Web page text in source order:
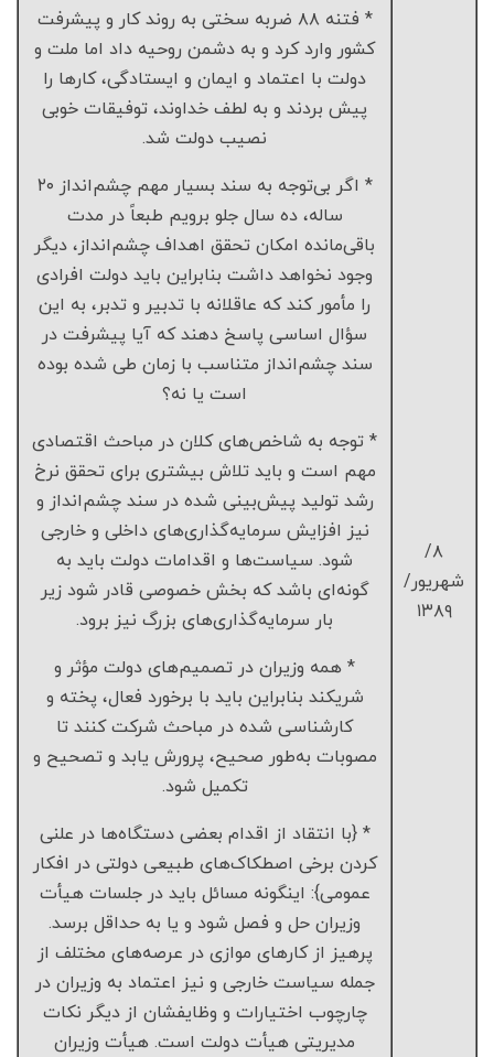
۸/
شهریور/
۱۳۸۹
* فتنه ۸۸ ضربه سختی به روند کار و پیشرفت
کشور وارد کرد و به دشمن روحیه داد اما ملت و
دولت با اعتماد و ایمان و ایستادگی، کارها را
پیش بردند و به لطف خداوند، توفیقات خوبی
نصیب دولت شد.
* اگر بی‌توجه به سند بسیار مهم چشم‌انداز ۲۰
ساله، ده سال جلو برویم طبعاً در مدت
باقی‌مانده امکان تحقق اهداف چشم‌انداز، دیگر
وجود نخواهد داشت بنابراین باید دولت افرادی
را مأمور کند که عاقلانه با تدبیر و تدبر، به این
سؤال اساسی پاسخ دهند که آیا پیشرفت در
سند چشم‌انداز متناسب با زمان طی شده بوده
است یا نه؟
* توجه به شاخص‌های کلان در مباحث اقتصادی
مهم است و باید تلاش بیشتری برای تحقق نرخ
رشد تولید پیش‌بینی شده در سند چشم‌انداز و
نیز افزایش سرمایه‌گذاری‌های داخلی و خارجی
شود. سیاست‌ها و اقدامات دولت باید به
گونه‌ای باشد که بخش خصوصی قادر شود زیر
بار سرمایه‌گذاری‌های بزرگ نیز برود.
* همه وزیران در تصمیم‌های دولت مؤثر و
شریکند بنابراین باید با برخورد فعال، پخته و
کارشناسی شده در مباحث شرکت کنند تا
مصوبات به‌طور صحیح، پرورش یابد و تصحیح و
تکمیل شود.
* {با انتقاد از اقدام بعضی دستگاه‌ها در علنی
کردن برخی اصطکاک‌های طبیعی دولتی در افکار
عمومی}: اینگونه مسائل باید در جلسات هیأت
وزیران حل و فصل شود و یا به حداقل برسد.
پرهیز از کارهای موازی در عرصه‌های مختلف از
جمله سیاست خارجی و نیز اعتماد به وزیران در
چارچوب اختیارات و وظایفشان از دیگر نکات
مدیریتی هیأت دولت است. هیأت وزیران